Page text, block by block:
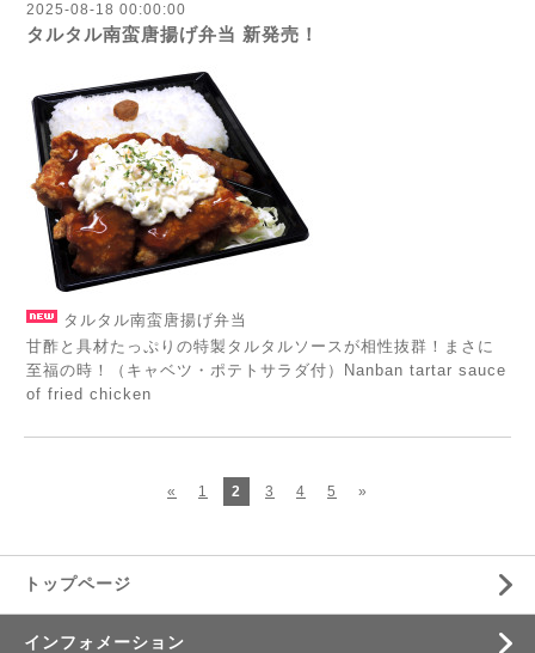
2025-08-18 00:00:00
タルタル南蛮唐揚げ弁当 新発売！
タルタル南蛮唐揚げ弁当
甘酢と具材たっぷりの特製タルタルソースが相性抜群！まさに
至福の時！（キャベツ・ポテトサラダ付）Nanban tartar sauce
of fried chicken
« 1 2 3 4 5 »
トップページ
インフォメーション